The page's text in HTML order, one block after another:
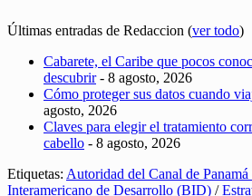
Últimas entradas de Redaccion (ver todo)
Cabarete, el Caribe que pocos
descubrir- 8 agosto, 2026
Cómo proteger sus datos cuando
agosto, 2026
Claves para elegir el tratamiento
cabello - 8 agosto, 2026
Etiquetas: Autoridad del Canal de
Interamericano de Desarrollo (BID) /